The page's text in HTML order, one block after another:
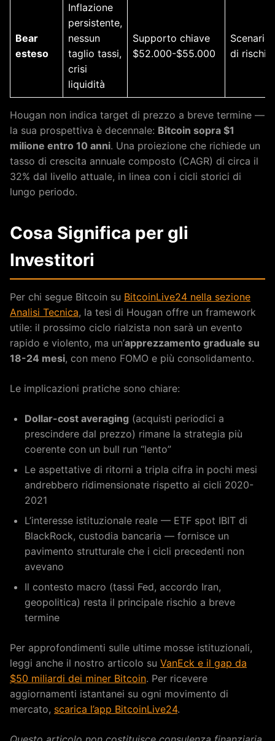
Bear
esteso
Inflazione
persistente,
nessun
taglio tassi,
crisi
liquidità
Supporto chiave
$52.000-$55.000
Scenario
di rischio
Hougan non indica target di prezzo a breve termine —
la sua prospettiva è decennale: Bitcoin sopra $1
milione entro 10 anni. Una proiezione che richiede un
tasso di crescita annuale composto (CAGR) di circa il
32% dal livello attuale, in linea con i cicli storici di
lungo periodo.
Cosa Significa per gli
Investitori
Per chi segue Bitcoin su BitcoinLive24 nella sezione
Analisi Tecnica, la tesi di Hougan offre un framework
utile: il prossimo ciclo rialzista non sarà un evento
rapido e violento, ma un’apprezzamento graduale su
18-24 mesi, con meno FOMO e più consolidamento.
Le implicazioni pratiche sono chiare:
Dollar-cost averaging (acquisti periodici a
prescindere dal prezzo) rimane la strategia più
coerente con un bull run “lento”
Le aspettative di ritorni a tripla cifra in pochi mesi
andrebbero ridimensionate rispetto ai cicli 2020-
2021
L’interesse istituzionale reale — ETF spot IBIT di
BlackRock, custodia bancaria — fornisce un
pavimento strutturale che i cicli precedenti non
avevano
Il contesto macro (tassi Fed, accordo Iran,
geopolitica) resta il principale rischio a breve
termine
Per approfondimenti sulle ultime mosse istituzionali,
leggi anche il nostro articolo su VanEck e il gap da
$50 miliardi dei miner Bitcoin. Per ricevere
aggiornamenti istantanei su ogni movimento di
mercato, scarica l’app BitcoinLive24.